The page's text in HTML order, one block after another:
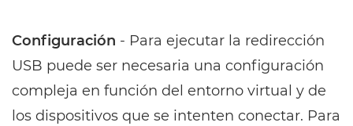
Configuración - Para ejecutar la redirección
USB puede ser necesaria una configuración
compleja en función del entorno virtual y de
los dispositivos que se intenten conectar. Para